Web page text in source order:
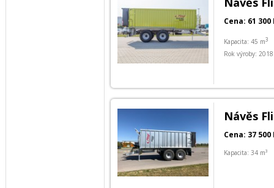
Cena: 61 300
Kapacita: 45 m3
Rok výroby: 2018
Návěs
Cena: 37 500
Kapacita: 34 m³